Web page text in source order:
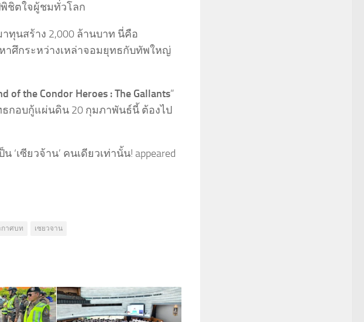
พิชิตใจผู้ชมทั่วโลก
นสร้าง 2,000 ล้านบาท นี่คือ
ศึกระหว่างเหล่าจอมยุทธกับทัพใหญ่
of the Condor Heroes : The Gallants”
ธกอบกู้แผ่นดิน 20 กุมภาพันธ์นี้ ต้องไป
น ‘เซียวจ้าน’ คนเดียวเท่านั้น! appeared
กาศบท เซยวจาน